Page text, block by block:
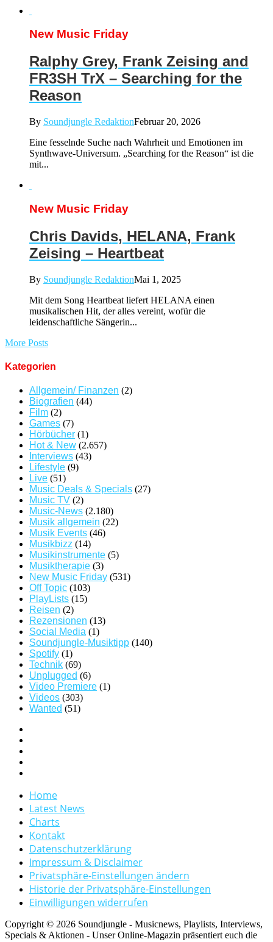
New Music Friday
Ralphy Grey, Frank Zeising and
FR3SH TrX – Searching for the
Reason
By Soundjungle RedaktionFebruar 20, 2026
Eine fesselnde Suche nach Wahrheit und Emotionen im
Synthwave-Universum. „Searching for the Reason“ ist die
mit...
New Music Friday
Chris Davids, HELANA, Frank
Zeising – Heartbeat
By Soundjungle RedaktionMai 1, 2025
Mit dem Song Heartbeat liefert HELANA einen
musikalischen Hit, der alles vereint, wofür die
leidenschaftliche Sängerin...
More Posts
Kategorien
Allgemein/ Finanzen (2)
Biografien (44)
Film (2)
Games (7)
Hörbücher (1)
Hot & New (2.657)
Interviews (43)
Lifestyle (9)
Live (51)
Music Deals & Specials (27)
Music TV (2)
Music-News (2.180)
Musik allgemein (22)
Musik Events (46)
Musikbizz (14)
Musikinstrumente (5)
Musiktherapie (3)
New Music Friday (531)
Off Topic (103)
PlayLists (15)
Reisen (2)
Rezensionen (13)
Social Media (1)
Soundjungle-Musiktipp (140)
Spotify (1)
Technik (69)
Unplugged (6)
Video Premiere (1)
Videos (303)
Wanted (51)
Home
Latest News
Charts
Kontakt
Datenschutzerklärung
Impressum & Disclaimer
Privatsphäre-Einstellungen ändern
Historie der Privatsphäre-Einstellungen
Einwilligungen widerrufen
Copyright © 2026 Soundjungle - Musicnews, Playlists, Interviews,
Specials & Aktionen - Unser Online-Magazin präsentiert euch die